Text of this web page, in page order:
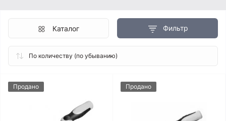
Фильтр
Каталог
Продано Продано